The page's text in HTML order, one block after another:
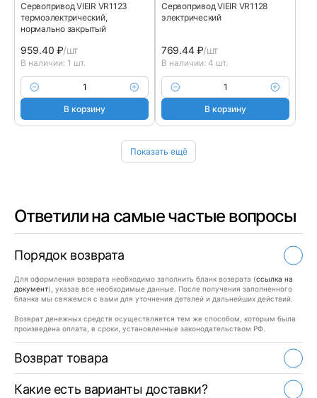
Сервопривод VIEIR VR1123
термоэлектрический,
нормально закрытый
959.40₽/шт
В наличии: 1 шт.
В корзину
Сервопривод VIEIR VR1128
электрический
769.44₽/шт
В наличии: 4 шт.
В корзину
Показать ещё
Ответили на самые частые вопросы
Порядок возврата
Для оформления возврата необходимо заполнить бланк возврата (ссылка на
документ), указав все необходимые данные. После получения заполненного
бланка мы свяжемся с вами для уточнения деталей и дальнейших действий.
Возврат денежных средств осуществляется тем же способом, которым была
произведена оплата, в сроки, установленные законодательством РФ.
Возврат товара
Какие есть варианты доставки?